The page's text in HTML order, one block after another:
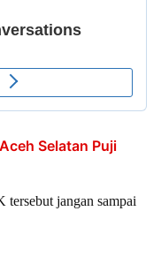
Selatan Puji
tersebut jangan sampai